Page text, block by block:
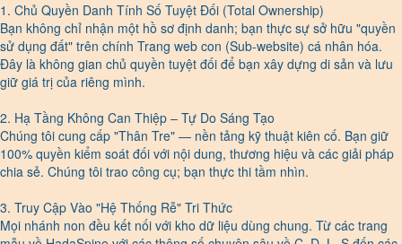
1. Chủ Quyền Danh Tính Số Tuyệt Đối (Total Ownership)
Bạn không chỉ nhận một hồ sơ định danh; bạn thực sự sở hữu "quyền
sử dụng đất" trên chính Trang web con (Sub-website) cá nhân hóa.
Đây là không gian chủ quyền tuyệt đối để bạn xây dựng di sản và lưu
giữ giá trị của riêng mình.
2. Hạ Tầng Không Can Thiệp – Tự Do Sáng Tạo
Chúng tôi cung cấp "Thân Tre" — nền tảng kỹ thuật kiên cố. Bạn giữ
100% quyền kiểm soát đối với nội dung, thương hiệu và các giải pháp
chia sẻ. Chúng tôi trao công cụ; bạn thực thi tầm nhìn.
3. Truy Cập Vào "Hệ Thống Rễ" Tri Thức
Mọi nhánh non đều kết nối với kho dữ liệu dùng chung. Từ các trang